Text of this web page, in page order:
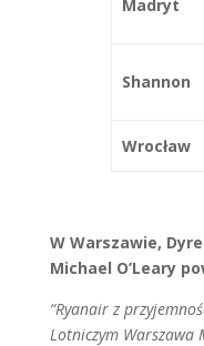
Madryt
Shannon
Wrocław
W Warszawie,
Michael O’Leary
“Ryanair z
Lotniczym